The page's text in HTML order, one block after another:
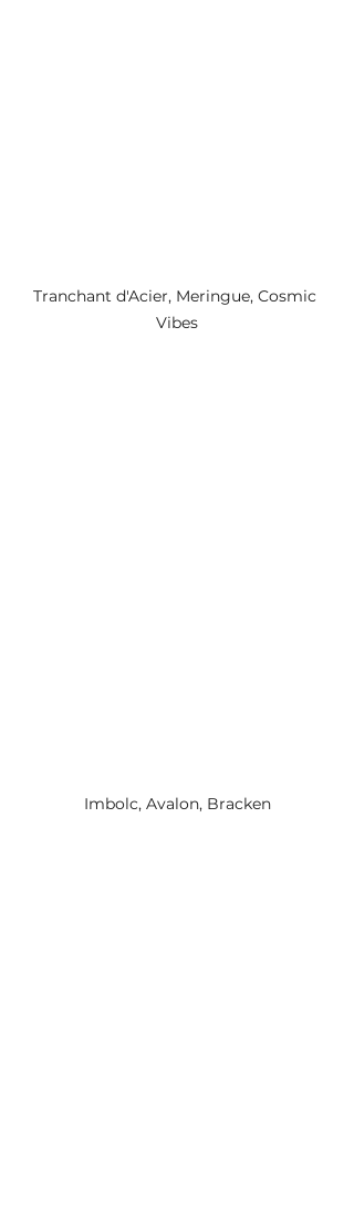
Tranchant d'Acier, Meringue, Cosmic
Vibes
Imbolc, Avalon, Bracken